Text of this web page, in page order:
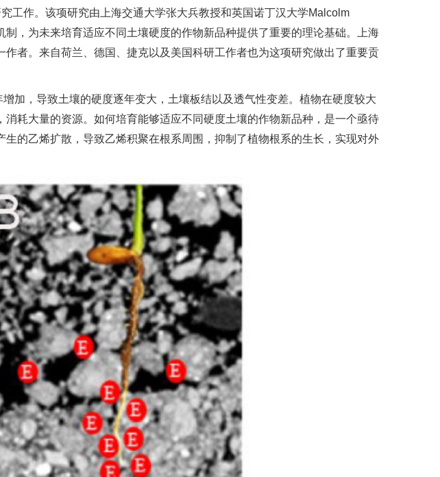
工作。该项研究由上海交通大学张大兵教授和英国诺丁汉大学Malcolm
，为未来培育适应不同土壤硬度的作物新品种提供了重要的理论基础。上海
者。来自荷兰、德国、捷克以及美国科研工作者也为这项研究做出了重要贡
加，导致土壤的硬度逐年变大，土壤板结以及透气性变差。植物在硬度较大
耗大量的资源。如何培育能够适应不同硬度土壤的作物新品种，是一个亟待
的乙烯扩散，导致乙烯积聚在根系周围，抑制了植物根系的生长，实现对外